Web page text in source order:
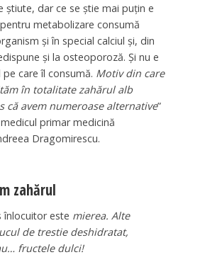
ştiute, dar ce se ştie mai puţin e
metabolizare consumă
şi în special calciul şi, din
şi la osteoporoză. Şi nu e
care îl consumă. Motiv din care
în totalitate zahărul alb
că avem numeroase alternative”
primar medicină
Dragomirescu.
zahărul
înlocuitor este mierea. Alte
de trestie deshidratat,
fructele dulci!